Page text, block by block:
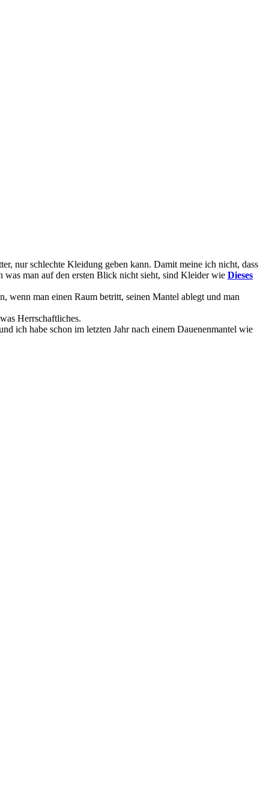
nur schlechte Kleidung geben kann. Damit meine ich nicht, dass
man auf den ersten Blick nicht sieht, sind Kleider wie Dieses
wenn man einen Raum betritt, seinen Mantel ablegt und man
Herrschaftliches.
ich habe schon im letzten Jahr nach einem Dauenenmantel wie